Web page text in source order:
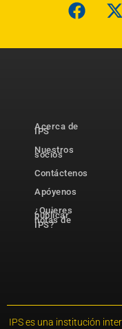
Acerca de
IPS
Nuestros
socios
Contáctenos
Apóyenos
¿Quieres
publicar
notas de
IPS?
IPS es una institución